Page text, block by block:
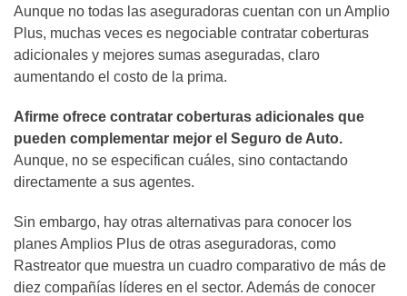
Aunque no todas las aseguradoras cuentan con un Amplio
Plus, muchas veces es negociable contratar coberturas
adicionales y mejores sumas aseguradas, claro
aumentando el costo de la prima.
Afirme ofrece contratar coberturas adicionales que
pueden complementar mejor el Seguro de Auto.
Aunque, no se especifican cuáles, sino contactando
directamente a sus agentes.
Sin embargo, hay otras alternativas para conocer los
planes Amplios Plus de otras aseguradoras, como
Rastreator que muestra un cuadro comparativo de más de
diez compañías líderes en el sector. Además de conocer